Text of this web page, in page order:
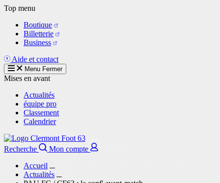
Aller
contenu
principal
Top menu
Boutique
Billetterie
Business
Aide et contact
Menu Fermer
Mises en avant
Actualités
équipe pro
Classement
Calendrier
Recherche
Mon compte
Accueil
Actualités